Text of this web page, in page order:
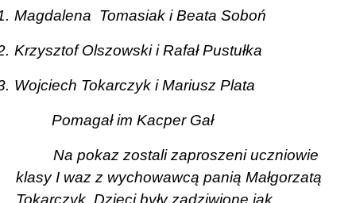
Magdalena Tomasiak i Beata Soboń
Krzysztof Olszowski i Rafał Pustułka
Wojciech Tokarczyk i Mariusz Plata
Pomagał im Kacper Gał
Na pokaz zostali zaproszeni uczniowie
klasy I waz z wychowawcą panią Małgorzatą
Tokarczyk. Dzieci były zadziwione jak